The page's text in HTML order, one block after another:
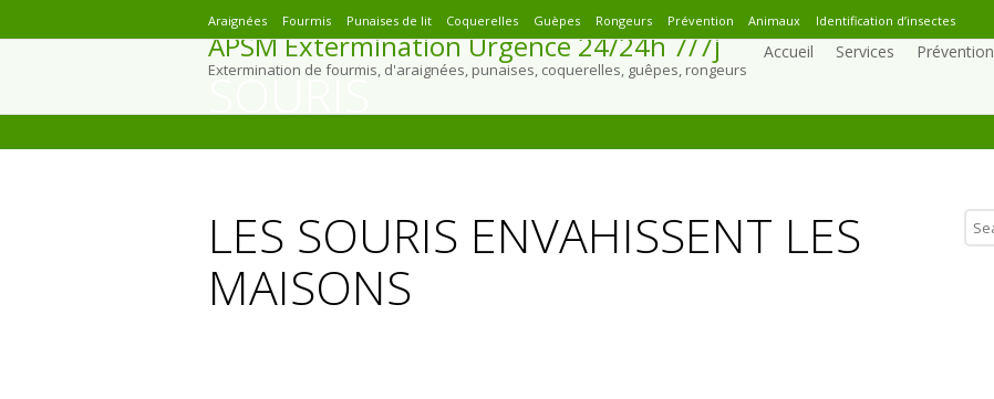
Araignées Fourmis Punaises de lit Coquerelles Guèpes Rongeurs Prévention Animaux Identification d’insectes
APSM Extermination Urgence 24/24h 7/7j
Extermination de fourmis, d'araignées, punaises, coquerelles, guêpes, rongeurs
Accueil Services Prévention
SOURIS
LES SOURIS ENVAHISSENT LES
MAISONS